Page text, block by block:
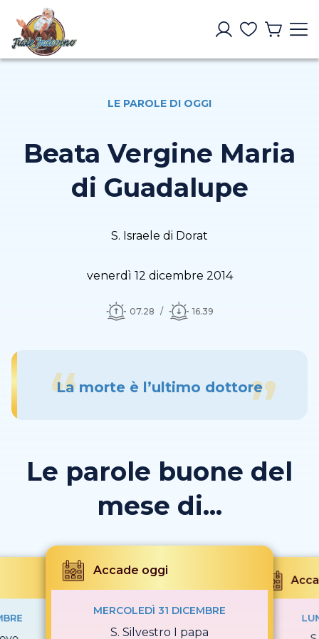
LE PAROLE DI OGGI
Beata Vergine Maria
di Guadalupe
S. Israele di Dorat
venerdì 12 dicembre 2014
07.28 16.39
La morte è l’ultimo dottore
Le parole buone del
mese di...
Accade oggi
MERCOLEDÌ 31 DICEMBRE
S. Silvestro I papa